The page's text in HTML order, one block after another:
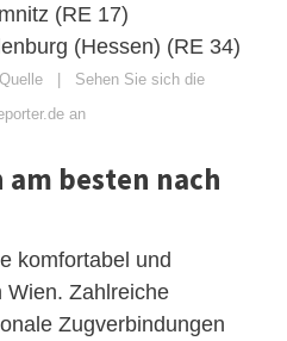
(RE 17)
(Hessen) (RE 34)
| Sehen Sie sich die
an
besten nach
komfortabel und
Wien. Zahlreiche
Zugverbindungen